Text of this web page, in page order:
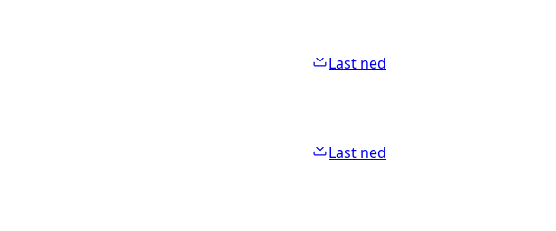
Last ned
Last ned